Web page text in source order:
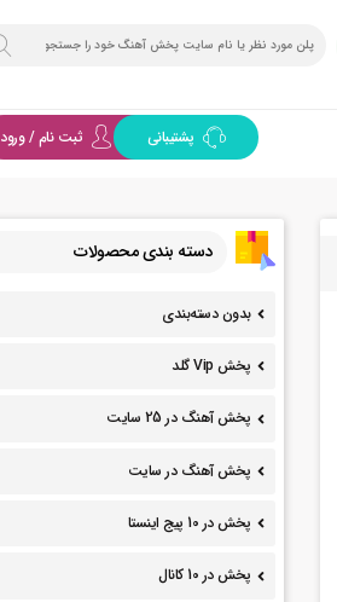
پشتیبانی ثبت نام / ورود
دسته بندی محصولات
بدون دسته‌بندی
پخش Vip گلد
پخش آهنگ در 25 سایت
پخش آهنگ در سایت
پخش در 10 پیج اینستا
پخش در 10 کانال